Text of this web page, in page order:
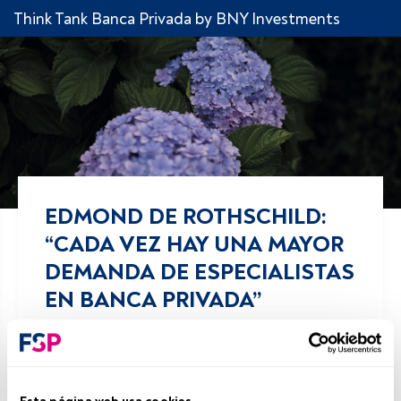
Think Tank Banca Privada by BNY Investments
EDMOND DE ROTHSCHILD:
“CADA VEZ HAY UNA MAYOR
DEMANDA DE ESPECIALISTAS
EN BANCA PRIVADA”
Comparte!
04 noviembre 2019